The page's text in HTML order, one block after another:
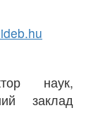
.hu
наук,
заклад